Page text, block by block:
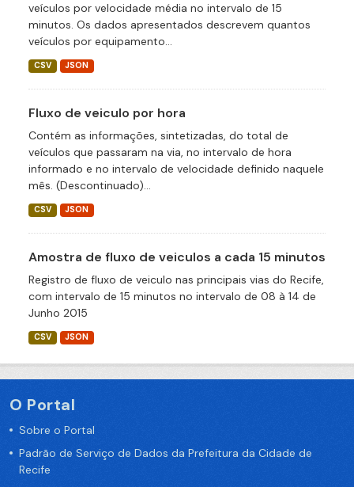
veículos por velocidade média no intervalo de 15
minutos. Os dados apresentados descrevem quantos
veículos por equipamento...
CSV JSON
Fluxo de veiculo por hora
Contém as informações, sintetizadas, do total de
veículos que passaram na via, no intervalo de hora
informado e no intervalo de velocidade definido naquele
mês. (Descontinuado)...
CSV JSON
Amostra de fluxo de veiculos a cada 15 minutos
Registro de fluxo de veiculo nas principais vias do Recife,
com intervalo de 15 minutos no intervalo de 08 à 14 de
Junho 2015
CSV JSON
O Portal
Sobre o Portal
Padrão de Serviço de Dados da Prefeitura da Cidade de
Recife